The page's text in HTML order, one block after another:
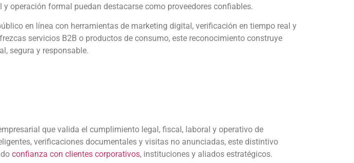
operación formal puedan destacarse como proveedores confiables.
en línea con herramientas de marketing digital, verificación en tiempo real y
servicios B2B o productos de consumo, este reconocimiento construye
segura y responsable.
que valida el cumplimiento legal, fiscal, laboral y operativo de
verificaciones documentales y visitas no anunciadas, este distintivo
confianza con clientes corporativos, instituciones y aliados estratégicos.